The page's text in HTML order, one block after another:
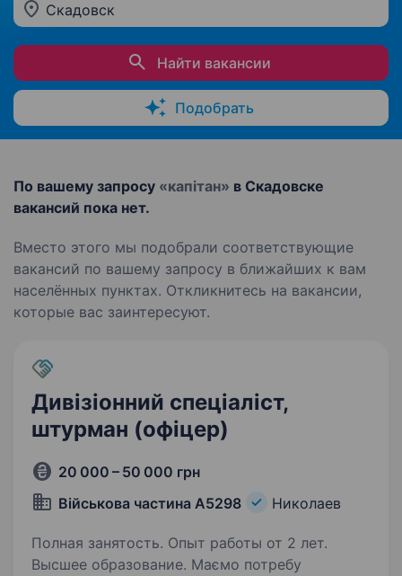
Скадовск
Найти вакансии
Подобрать
По вашему запросу «капітан» в Скадовске
вакансий пока нет.
Вместо этого мы подобрали соответствующие
вакансий по вашему запросу в ближайших к вам
населённых пунктах. Откликнитесь на вакансии,
которые вас заинтересуют.
Дивізіонний спеціаліст,
штурман (офіцер)
20 000 – 50 000 грн
Військова частина А5298
Николаев
Полная занятость. Опыт работы от 2 лет.
Высшее образование. Маємо потребу